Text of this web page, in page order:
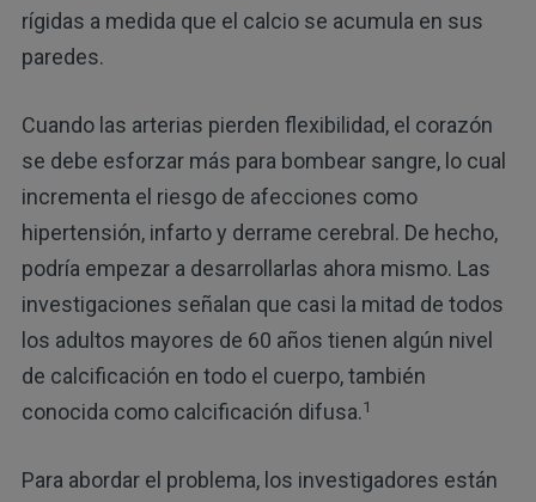
rígidas a medida que el calcio se acumula en sus
paredes.
Cuando las arterias pierden flexibilidad, el corazón
se debe esforzar más para bombear sangre, lo cual
incrementa el riesgo de afecciones como
hipertensión, infarto y derrame cerebral. De hecho,
podría empezar a desarrollarlas ahora mismo. Las
investigaciones señalan que casi la mitad de todos
los adultos mayores de 60 años tienen algún nivel
de calcificación en todo el cuerpo, también
conocida como calcificación difusa.1
Para abordar el problema, los investigadores están